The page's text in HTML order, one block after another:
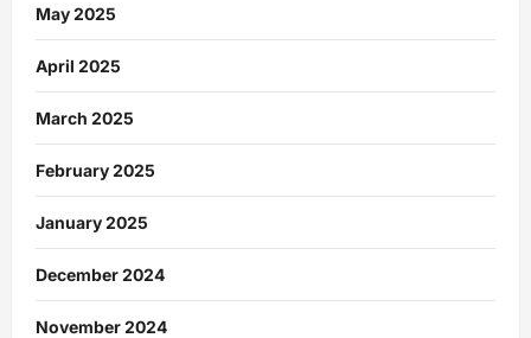
May 2025
April 2025
March 2025
February 2025
January 2025
December 2024
November 2024